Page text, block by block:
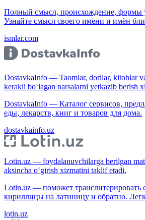
Полный смысл, происхождение, формы
Узнайте смысл своего имени и имён
ismlar.com
DostavkaInfo — Taomlar, dorilar, kitoblar
kerakli bo‘lagan narsalarni yetkazib berish
DostavkaInfo — Каталог сервисов,
еды, лекарств, книг и товаров для дома.
dostavkainfo.uz
Lotin.uz — foydalanuvchilarga berilgan
aksincha o‘girish xizmatini taklif etadi.
Lotin.uz — поможет транслитерировать
кириллицы на латиницу и обратно.
lotin.uz